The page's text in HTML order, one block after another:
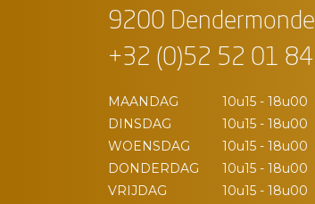
9200 Dendermonde
+32 (0)52 52 01 84
MAANDAG
10u15 - 18u00
DINSDAG
10u15 - 18u00
WOENSDAG
10u15 - 18u00
DONDERDAG
10u15 - 18u00
VRIJDAG
10u15 - 18u00